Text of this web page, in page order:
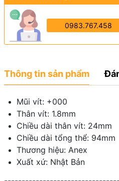
0983.767.458
Thông tin sản phẩm
Mũi vít: +000
Thân vít: 1.8mm
Chiều dài thân vít: 24mm
Chiều dài tổng thể: 94mm
Thương hiệu: Anex
Xuất xứ: Nhật Bản